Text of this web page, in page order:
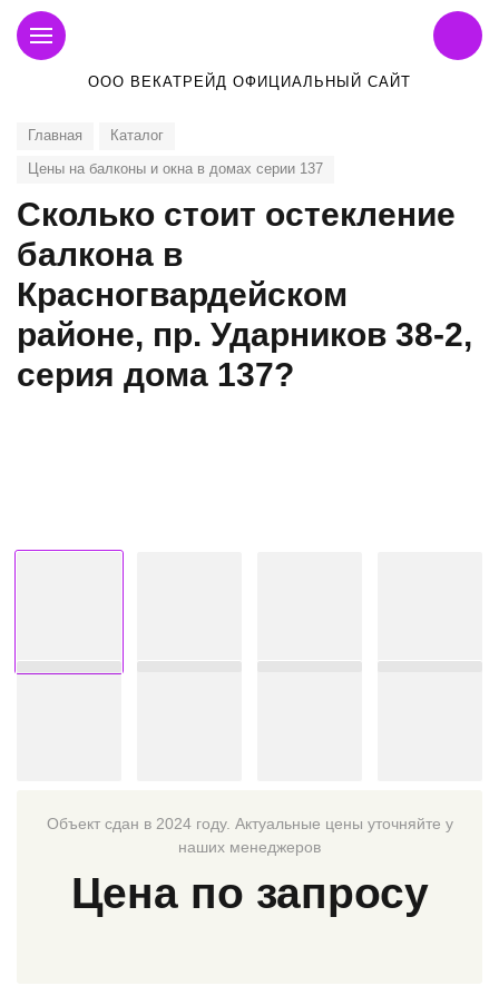
ООО ВЕКАТРЕЙД ОФИЦИАЛЬНЫЙ САЙТ
Главная
Каталог
Цены на балконы и окна в домах серии 137
Сколько стоит остекление
балкона в
Красногвардейском
районе, пр. Ударников 38-2,
серия дома 137?
Объект сдан в 2024 году. Актуальные цены уточняйте у
наших менеджеров
Цена по запросу